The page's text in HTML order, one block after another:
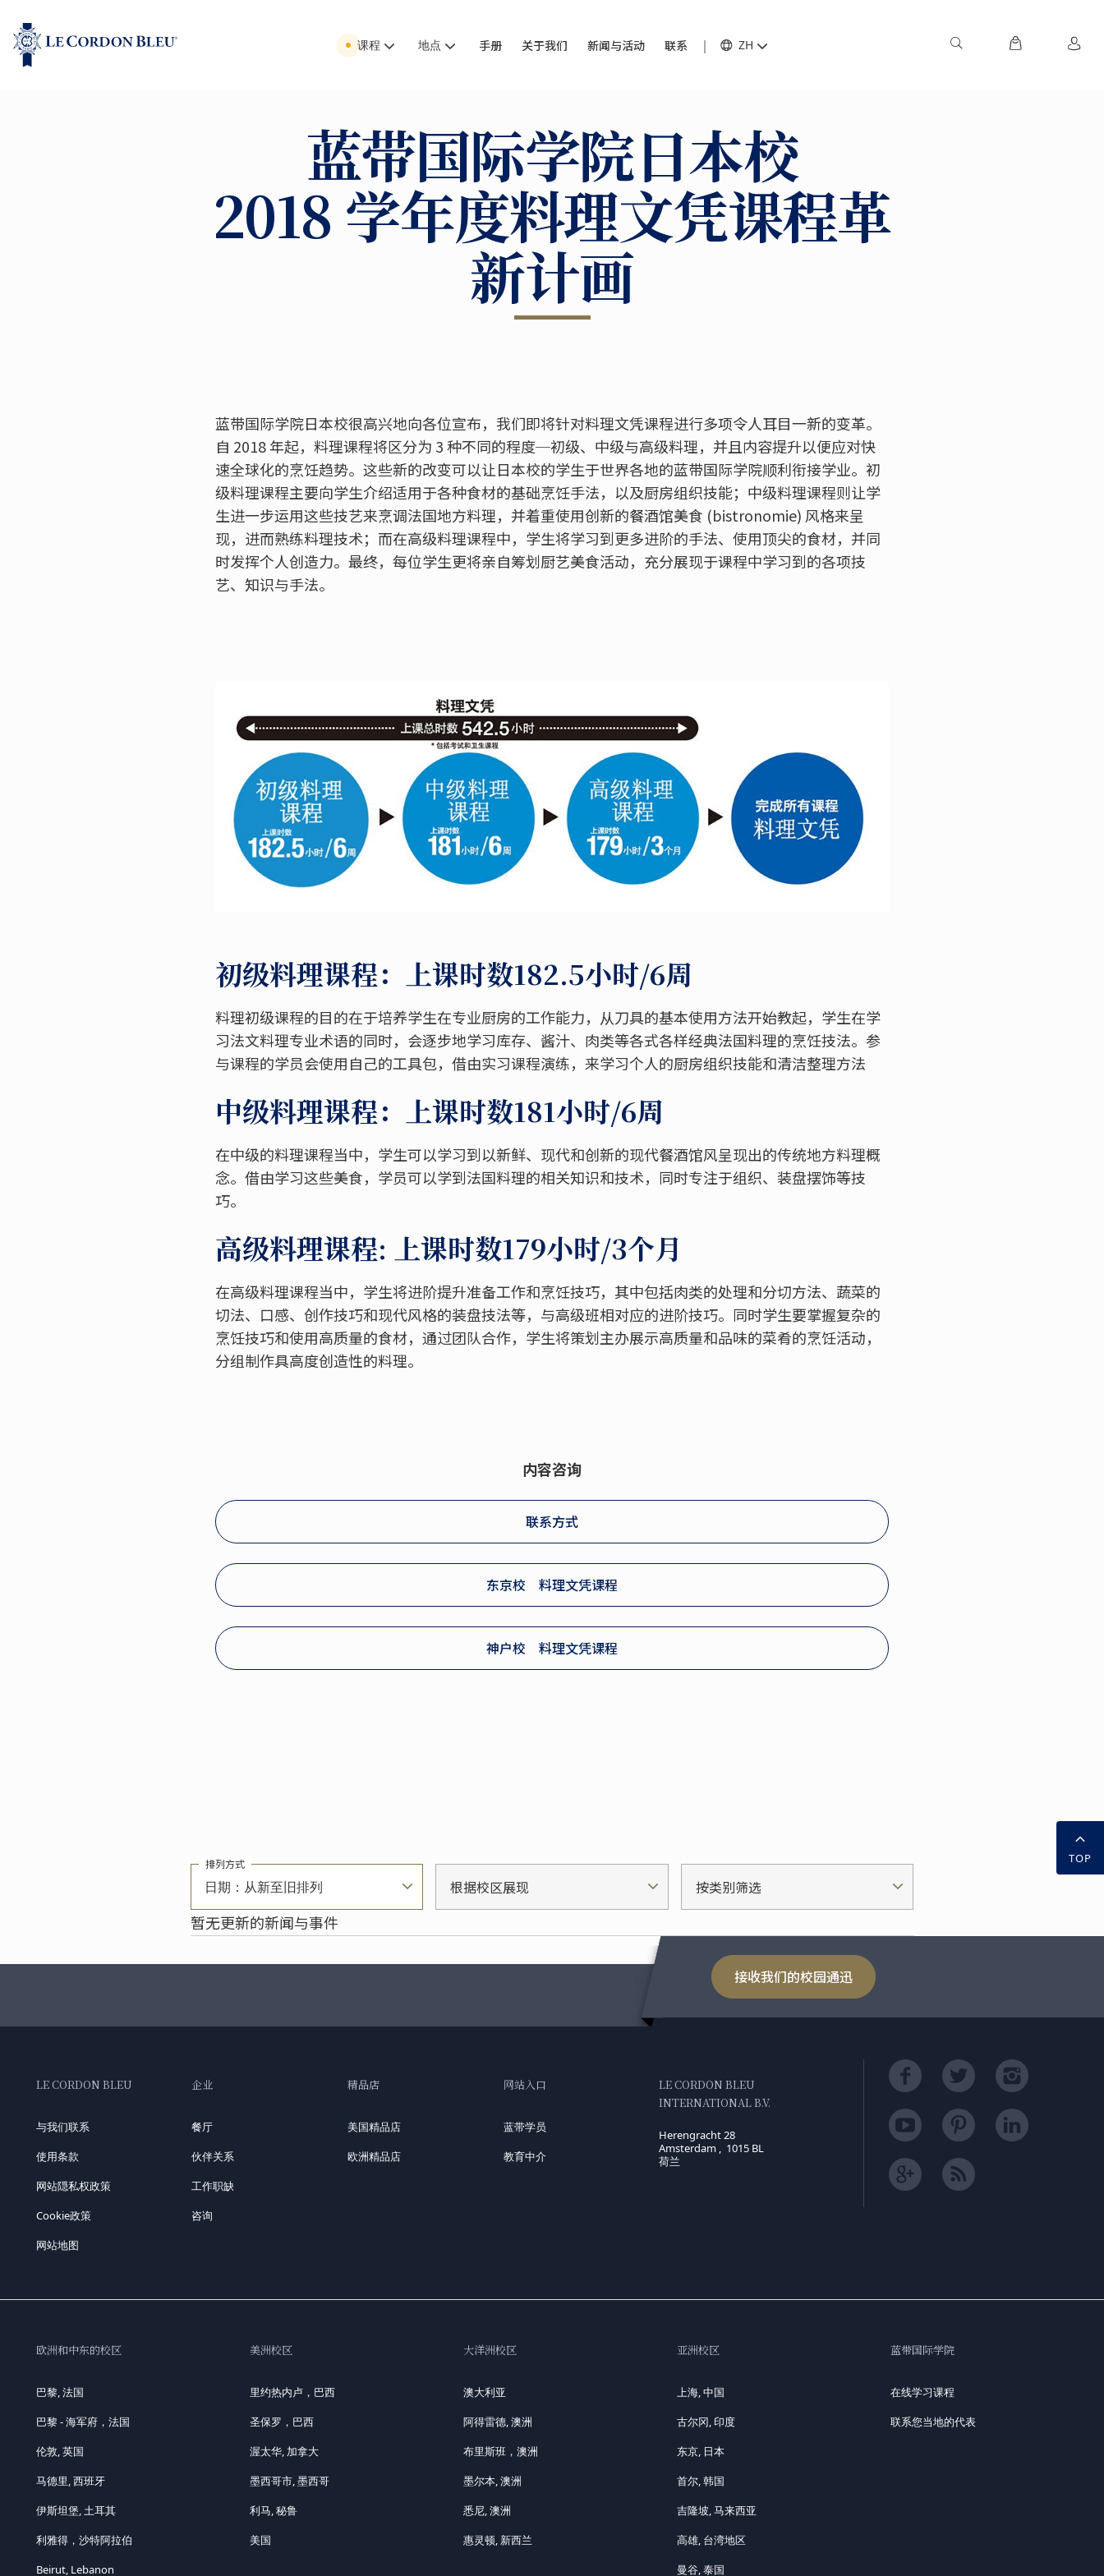
课程 地点 手册 关于我们 新闻与活动 联系 ZH
蓝带国际学院日本校
2018 学年度料理文凭课程革
新计画
蓝带国际学院日本校很高兴地向各位宣布，我们即将针对料理文凭课程进行多项令人耳目一新的变革。
自 2018 年起，料理课程将区分为 3 种不同的程度─初级、中级与高级料理，并且内容提升以便应对快
速全球化的烹饪趋势。这些新的改变可以让日本校的学生于世界各地的蓝带国际学院顺利衔接学业。初
级料理课程主要向学生介绍适用于各种食材的基础烹饪手法，以及厨房组织技能；中级料理课程则让学
生进一步运用这些技艺来烹调法国地方料理，并着重使用创新的餐酒馆美食 (bistronomie) 风格来呈
现，进而熟练料理技术；而在高级料理课程中，学生将学习到更多进阶的手法、使用顶尖的食材，并同
时发挥个人创造力。最终，每位学生更将亲自筹划厨艺美食活动，充分展现于课程中学习到的各项技
艺、知识与手法。
初级料理课程：上课时数182.5小时/6周
料理初级课程的目的在于培养学生在专业厨房的工作能力，从刀具的基本使用方法开始教起，学生在学
习法文料理专业术语的同时，会逐步地学习库存、酱汁、肉类等各式各样经典法国料理的烹饪技法。参
与课程的学员会使用自己的工具包，借由实习课程演练，来学习个人的厨房组织技能和清洁整理方法
中级料理课程：上课时数181小时/6周
在中级的料理课程当中，学生可以学习到以新鲜、现代和创新的现代餐酒馆风呈现出的传统地方料理概
念。借由学习这些美食，学员可以学到法国料理的相关知识和技术，同时专注于组织、装盘摆饰等技
巧。
高级料理课程: 上课时数179小时/3个月
在高级料理课程当中，学生将进阶提升准备工作和烹饪技巧，其中包括肉类的处理和分切方法、蔬菜的
切法、口感、创作技巧和现代风格的装盘技法等，与高级班相对应的进阶技巧。同时学生要掌握复杂的
烹饪技巧和使用高质量的食材，通过团队合作，学生将策划主办展示高质量和品味的菜肴的烹饪活动，
分组制作具高度创造性的料理。
内容咨询
联系方式
东京校 料理文凭课程
神户校 料理文凭课程
日期：从新至旧排列
排列方式
根据校区展现 按类别筛选
暂无更新的新闻与事件
接收我们的校园通迅
TOP
LE CORDON BLEU
与我们联系
使用条款
网站隠私权政策
Cookie政策
网站地图
企业
餐厅
伙伴关系
工作职缺
咨询
精品店
美国精品店
欧洲精品店
网站入口
蓝带学员
教育中介
LE CORDON BLEU
INTERNATIONAL B.V.
Herengracht 28
Amsterdam , 1015 BL
荷兰
欧洲和中东的校区
巴黎, 法国
巴黎 - 海军府，法国
伦敦, 英国
马德里, 西班牙
伊斯坦堡, 土耳其
利雅得，沙特阿拉伯
Beirut, Lebanon
美洲校区
里约热内卢，巴西
圣保罗，巴西
渥太华, 加拿大
墨西哥市, 墨西哥
利马, 秘鲁
美国
大洋洲校区
澳大利亚
阿得雷德, 澳洲
布里斯班，澳洲
墨尔本, 澳洲
悉尼, 澳洲
惠灵顿, 新西兰
亚洲校区
上海, 中国
古尔冈, 印度
东京, 日本
首尔, 韩国
吉隆坡, 马来西亚
高雄, 台湾地区
曼谷, 泰国
蓝带国际学院
在线学习课程
联系您当地的代表